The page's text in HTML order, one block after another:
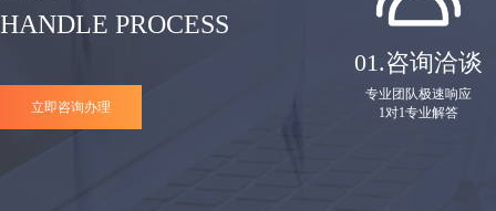
HANDLE PROCESS
立即咨询办理
01.咨询洽谈
专业团队极速响应
1对1专业解答